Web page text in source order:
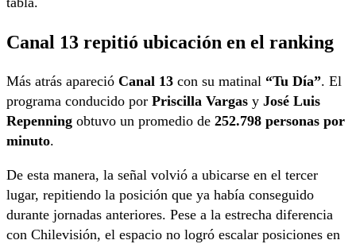
Canal 13 repitió ubicación en el ranking
Más atrás apareció Canal 13 con su matinal “Tu Día”. El
programa conducido por Priscilla Vargas y José Luis
Repenning obtuvo un promedio de 252.798 personas por
minuto.
De esta manera, la señal volvió a ubicarse en el tercer
lugar, repitiendo la posición que ya había conseguido
durante jornadas anteriores. Pese a la estrecha diferencia
con Chilevisión, el espacio no logró escalar posiciones en